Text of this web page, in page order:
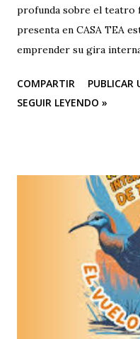
profunda sobre el teatro
presenta en CASA TEA
emprender su gira
CASA TEA con sus
“Efímero”, La Casa del
imborrable en todos los
Silencio se embarcará
internacional, llevando
físico con funciones y
(dónde La Casa Del
ya que el teatro físico
escena Portuguesa),
Barcelona. Juan Carlos
COMPARTIR
PUBLICAR
SEGUIR LEYENDO »